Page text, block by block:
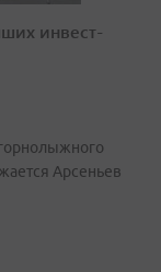
инвест-
Арсеньев